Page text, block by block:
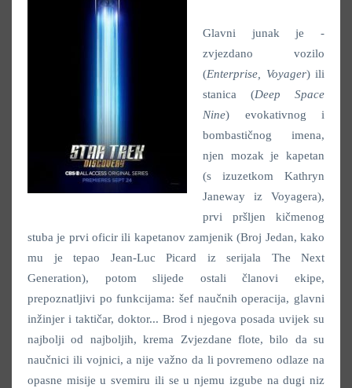
Glavni junak je -
zvjezdano vozilo
(Enterprise, Voyager) ili
stanica (Deep Space
Nine) evokativnog i
bombastičnog imena,
njen mozak je kapetan
(s izuzetkom Kathryn
Janeway iz Voyagera),
prvi pršljen kičmenog
stuba je prvi oficir ili kapetanov zamjenik (Broj Jedan, kako
mu je tepao Jean-Luc Picard iz serijala The Next
Generation), potom slijede ostali članovi ekipe,
prepoznatljivi po funkcijama: šef naučnih operacija, glavni
inžinjer i taktičar, doktor... Brod i njegova posada uvijek su
najbolji od najboljih, krema Zvjezdane flote, bilo da su
naučnici ili vojnici, a nije važno da li povremeno odlaze na
opasne misije u svemiru ili se u njemu izgube na dugi niz